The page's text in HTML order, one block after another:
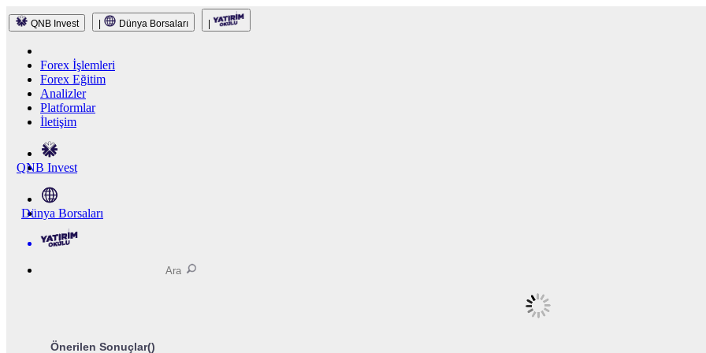
QNB Invest Dünya Borsaları
Forex İşlemleri
Forex Eğitim
Analizler
Platformlar
İletişim
QNB Invest
Dünya Borsaları
Önerilen Sonuçlar()